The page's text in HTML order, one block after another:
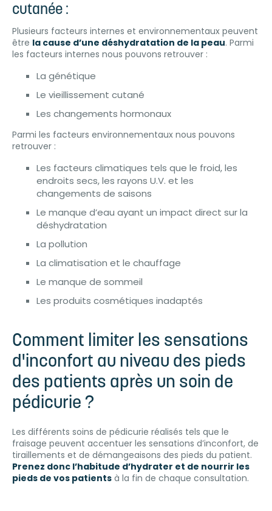
cutanée :
Plusieurs facteurs internes et environnementaux peuvent
être la cause d’une déshydratation de la peau. Parmi
les facteurs internes nous pouvons retrouver :
La génétique
Le vieillissement cutané
Les changements hormonaux
Parmi les facteurs environnementaux nous pouvons
retrouver :
Les facteurs climatiques tels que le froid, les
endroits secs, les rayons U.V. et les
changements de saisons
Le manque d’eau ayant un impact direct sur la
déshydratation
La pollution
La climatisation et le chauffage
Le manque de sommeil
Les produits cosmétiques inadaptés
Comment limiter les sensations
d'inconfort au niveau des pieds
des patients après un soin de
pédicurie ?
Les différents soins de pédicurie réalisés tels que le
fraisage peuvent accentuer les sensations d’inconfort, de
tiraillements et de démangeaisons des pieds du patient.
Prenez donc l’habitude d’hydrater et de nourrir les
pieds de vos patients à la fin de chaque consultation.